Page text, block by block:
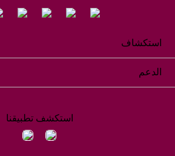
استكشاف
الدعم
استكشف تطبيقنا